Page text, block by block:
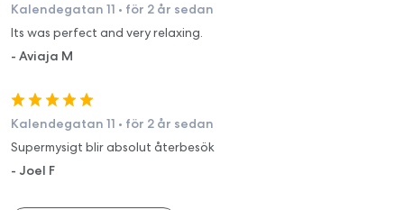
Kalendegatan 11 • för 2 år sedan
Its was perfect and very relaxing.
- Aviaja M
Kalendegatan 11 • för 2 år sedan
Supermysigt blir absolut återbesök
- Joel F